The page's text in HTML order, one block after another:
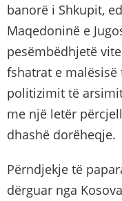
banorë i Shkupit,
Maqedoninë e
pesëmbëdhjetë
fshatrat e malësisë
politizimit të
me një letër
dhashë dorëheqje.
Përndjekje të
dërguar nga